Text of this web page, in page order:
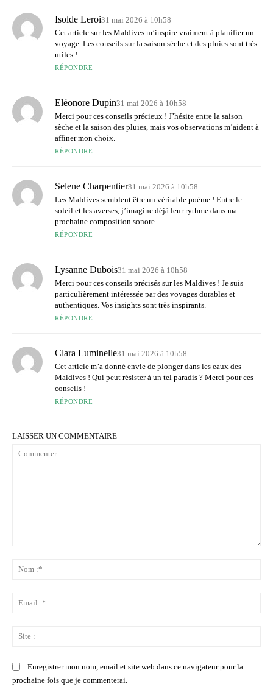
Isolde Leroi31 mai 2026 à 10h58
Cet article sur les Maldives m’inspire vraiment à planifier un
voyage. Les conseils sur la saison sèche et des pluies sont très
utiles !
RÉPONDRE
Eléonore Dupin31 mai 2026 à 10h58
Merci pour ces conseils précieux ! J’hésite entre la saison
sèche et la saison des pluies, mais vos observations m’aident à
affiner mon choix.
RÉPONDRE
Selene Charpentier31 mai 2026 à 10h58
Les Maldives semblent être un véritable poème ! Entre le
soleil et les averses, j’imagine déjà leur rythme dans ma
prochaine composition sonore.
RÉPONDRE
Lysanne Dubois31 mai 2026 à 10h58
Merci pour ces conseils précisés sur les Maldives ! Je suis
particulièrement intéressée par des voyages durables et
authentiques. Vos insights sont très inspirants.
RÉPONDRE
Clara Luminelle31 mai 2026 à 10h58
Cet article m’a donné envie de plonger dans les eaux des
Maldives ! Qui peut résister à un tel paradis ? Merci pour ces
conseils !
RÉPONDRE
LAISSER UN COMMENTAIRE
Enregistrer mon nom, email et site web dans ce navigateur pour la
prochaine fois que je commenterai.